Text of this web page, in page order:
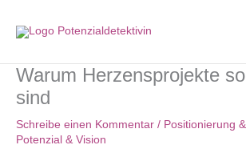
Inhalt
Warum Herzensprojekte
sind
Schreibe einen Kommentar / Positionierung
Potenzial & Vision